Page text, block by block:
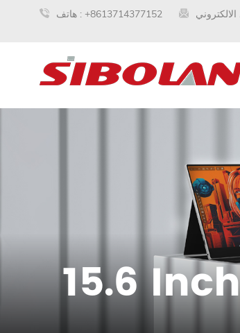
هاتف : +8613714377152
15.6